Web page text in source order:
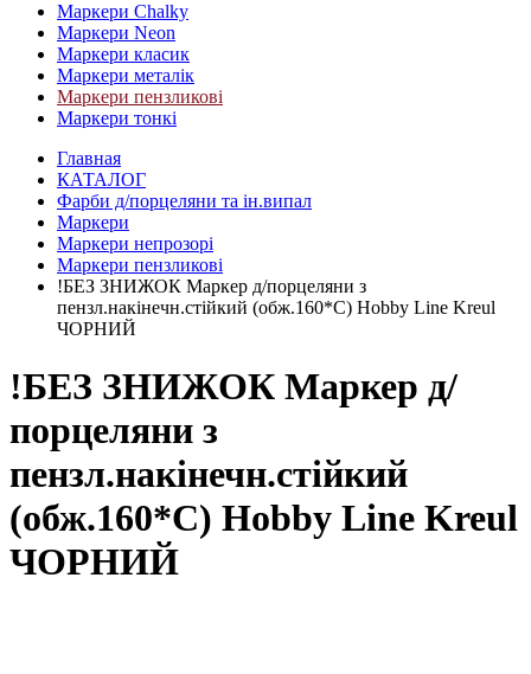
Маркери Chalky
Маркери Neon
Маркери класик
Маркери металік
Маркери пензликові
Маркери тонкі
Главная
КАТАЛОГ
Фарби д/порцеляни та ін.випал
Маркери
Маркери непрозорі
Маркери пензликові
!БЕЗ ЗНИЖОК Маркер д/порцеляни з
пензл.накінечн.стійкий (обж.160*С) Hobby Line Kreul
ЧОРНИЙ
!БЕЗ ЗНИЖОК Маркер д/
порцеляни з
пензл.накінечн.стійкий
(обж.160*С) Hobby Line Kreul
ЧОРНИЙ